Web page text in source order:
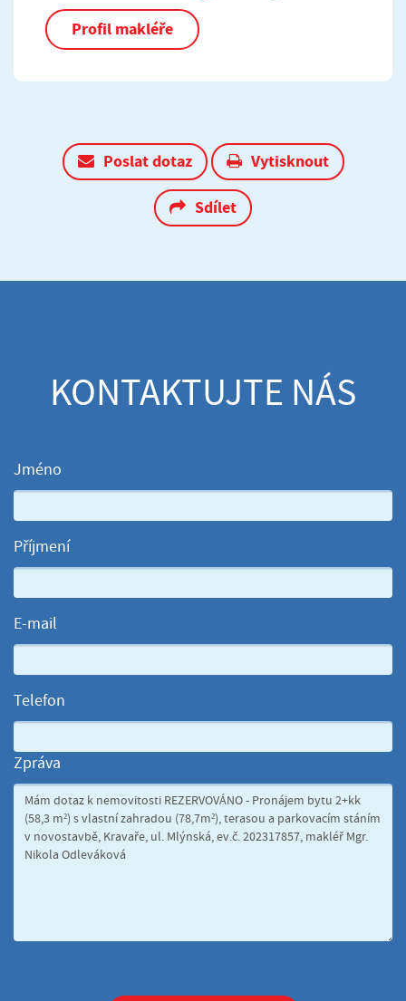
Profil makléře
Poslat dotaz Vytisknout
Sdílet
KONTAKTUJTE NÁS
Jméno
Příjmení
E-mail
Telefon
Zpráva